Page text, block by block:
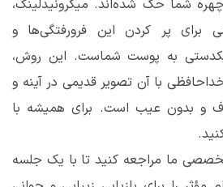
شما حک شده‌اند. میکرونیدلینگ،
برای پر کردن این فرورفتگی‌ها و
یکدستی به پوست شماست. این روش،
با آن تصویر قدیمی در آینه و
و بدون عیب است. برای همیشه با
ما مراجعه کنید تا با یک جلسه